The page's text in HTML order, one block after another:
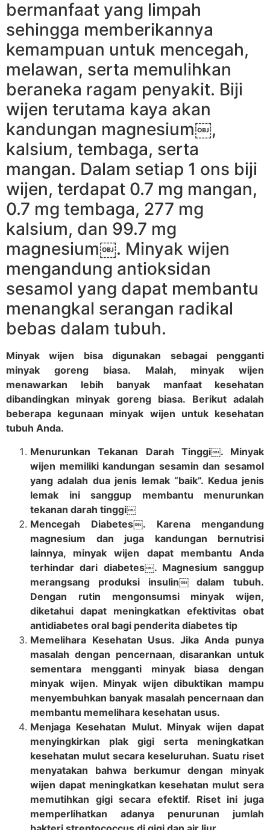
bermanfaat yang limpah
sehingga memberikannya
kemampuan untuk mencegah,
melawan, serta memulihkan
beraneka ragam penyakit. Biji
wijen terutama kaya akan
kandungan magnesium￼,
kalsium, tembaga, serta
mangan. Dalam setiap 1 ons biji
wijen, terdapat 0.7 mg mangan,
0.7 mg tembaga, 277 mg
kalsium, dan 99.7 mg
magnesium￼. Minyak wijen
mengandung antioksidan
sesamol yang dapat membantu
menangkal serangan radikal
bebas dalam tubuh.
Minyak wijen bisa digunakan sebagai pengganti
minyak goreng biasa. Malah, minyak wijen
menawarkan lebih banyak manfaat kesehatan
dibandingkan minyak goreng biasa. Berikut adalah
beberapa kegunaan minyak wijen untuk kesehatan
tubuh Anda.
Menurunkan Tekanan Darah Tinggi￼. Minyak
wijen memiliki kandungan sesamin dan sesamol
yang adalah dua jenis lemak “baik”. Kedua jenis
lemak ini sanggup membantu menurunkan
tekanan darah tinggi￼
Mencegah Diabetes￼. Karena mengandung
magnesium dan juga kandungan bernutrisi
lainnya, minyak wijen dapat membantu Anda
terhindar dari diabetes￼. Magnesium sanggup
merangsang produksi insulin￼ dalam tubuh.
Dengan rutin mengonsumsi minyak wijen,
diketahui dapat meningkatkan efektivitas obat
antidiabetes oral bagi penderita diabetes tip
Memelihara Kesehatan Usus. Jika Anda punya
masalah dengan pencernaan, disarankan untuk
sementara mengganti minyak biasa dengan
minyak wijen. Minyak wijen dibuktikan mampu
menyembuhkan banyak masalah pencernaan dan
membantu memelihara kesehatan usus.
Menjaga Kesehatan Mulut. Minyak wijen dapat
menyingkirkan plak gigi serta meningkatkan
kesehatan mulut secara keseluruhan. Suatu riset
menyatakan bahwa berkumur dengan minyak
wijen dapat meningkatkan kesehatan mulut sera
memutihkan gigi secara efektif. Riset ini juga
memperlihatkan adanya penurunan jumlah